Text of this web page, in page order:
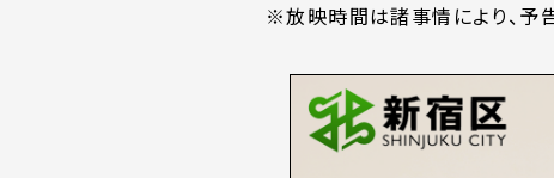
※放映時間は諸事情により、予